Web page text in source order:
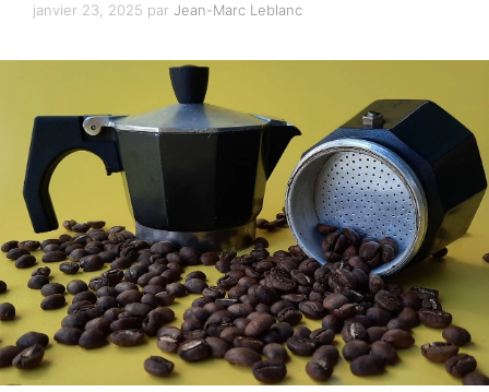
janvier 23, 2025 par Jean-Marc Leblanc